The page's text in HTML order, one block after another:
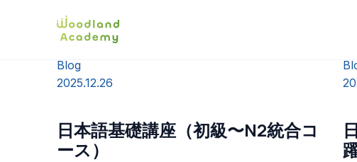
Blog
2025.12.26
日本語基礎講座（初級〜N2統合コ
ース）